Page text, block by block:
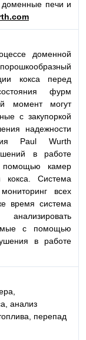
доменные печи и
доменной
кокса перед
фурм
момент могут
с закупоркой
надежности
Paul Wurth
в работе
помощью камер
Система
всех
время система
с помощью
в работе
анализ
перепад